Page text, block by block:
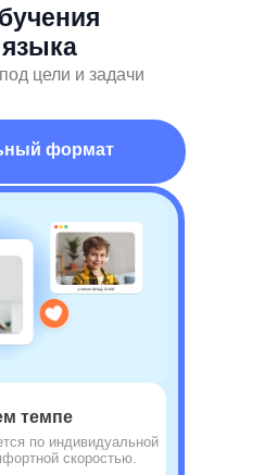
языка
цели и задачи
формат
по индивидуальной
скоростью.
темпе